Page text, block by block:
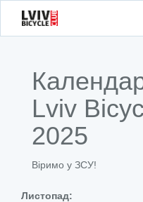
Lviv
2025
Віримо у ЗСУ!
Листопад: